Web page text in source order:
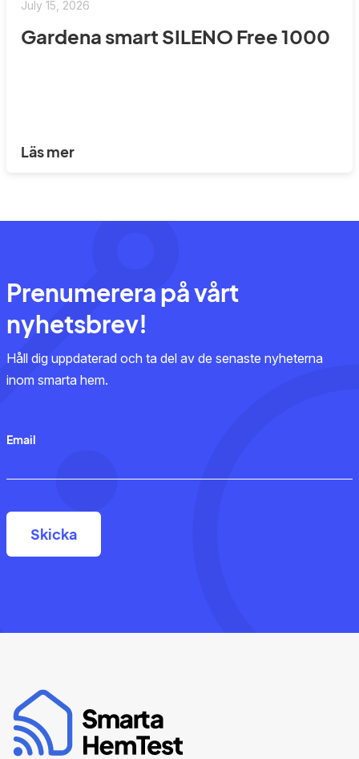
July 15, 2026
Gardena smart SILENO Free 1000
Läs mer
Prenumerera på vårt
nyhetsbrev!
Håll dig uppdaterad och ta del av de senaste nyheterna
inom smarta hem.
Email